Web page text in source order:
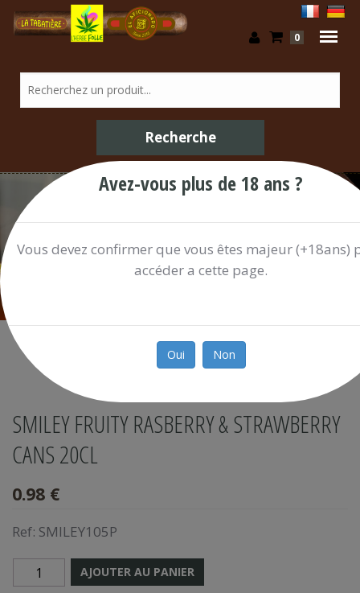
0
Boissons / Shop
SMILEY FRUITY RASBERRY & STRAWBERRY
CANS 20CL
0.98 €
Ref: SMILEY105P
AJOUTER AU PANIER
Avez-vous plus de 18 ans ?
Vous devez confirmer que vous êtes majeur (+18ans)
accéder a cette page.
Oui Non